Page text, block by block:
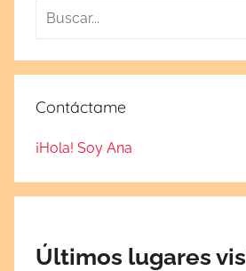
Buscar:
Contáctame
¡Hola! Soy Ana
Últimos lugares